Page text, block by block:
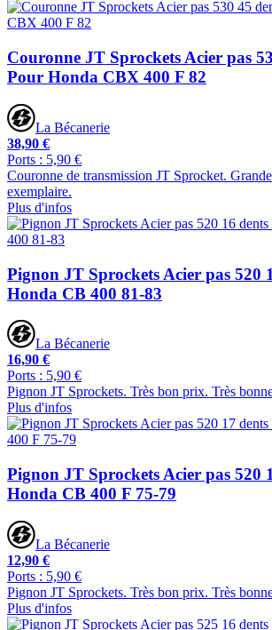
Couronne JT Sprockets Acier pas
Pour Honda CBX 400 F 82
La Bécanerie
38,90 €
Ports : 5,90 €
Couronne de transmission JT Sprocket.
exemplaire.
Plus d'infos
Pignon JT Sprockets Acier pas 520
Honda CB 400 81-83
La Bécanerie
16,90 €
Ports : 5,90 €
Pignon JT Sprockets. Très bon prix. Très
Plus d'infos
Pignon JT Sprockets Acier pas 520
Honda CB 400 F 75-79
La Bécanerie
12,90 €
Ports : 5,90 €
Pignon JT Sprockets. Très bon prix. Très
Plus d'infos